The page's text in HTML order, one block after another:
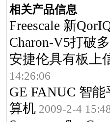
相关产品信息
Freescale 新
Charon-V5打破
安捷伦具有板上
14:26:06
GE FANUC 智
算机2009-2-4